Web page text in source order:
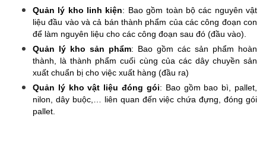
Quản lý kho linh kiện: Bao gồm toàn bộ các nguyên vật
liệu đầu vào và cả bán thành phẩm của các công đoạn con
để làm nguyên liệu cho các công đoạn sau đó (đầu vào).
Quản lý kho sản phẩm: Bao gồm các sản phẩm hoàn
thành, là thành phẩm cuối cùng của các dây chuyền sản
xuất chuẩn bị cho việc xuất hàng (đầu ra)
Quản lý kho vật liệu đóng gói: Bao gồm bao bì, pallet,
nilon, dây buộc,… liên quan đến việc chứa đựng, đóng gói
pallet.